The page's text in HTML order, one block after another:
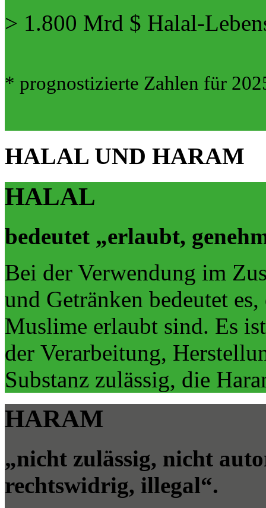
> 1.800 Mrd $ Halal-
* prognostizierte Zahlen für
HALAL UND HARAM
HALAL
bedeutet „erlaubt,
Bei der Verwendung im
und Getränken bedeutet
Muslime erlaubt sind. Es
der Verarbeitung,
Substanz zulässig, die
HARAM
„nicht zulässig, nicht
rechtswidrig, illegal“.